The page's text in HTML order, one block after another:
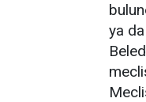
ya